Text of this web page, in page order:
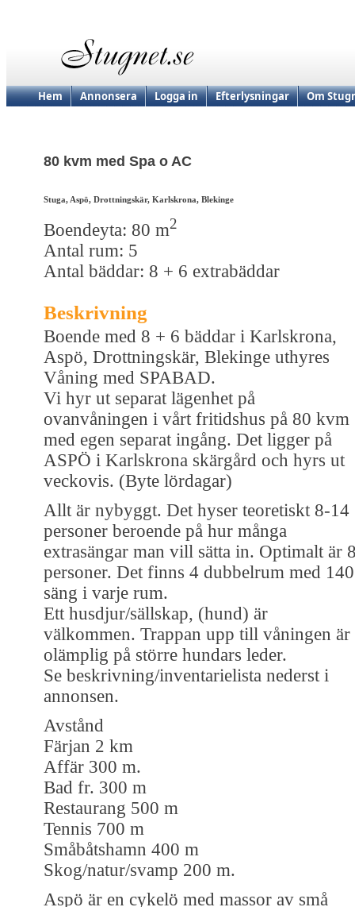
Hem Annonsera Logga in Efterlysningar Om
80 kvm med Spa o AC
Stuga, Aspö, Drottningskär, Karlskrona, Blekinge
Boendeyta: 80 m2
Antal rum: 5
Antal bäddar: 8 + 6 extrabäddar
Beskrivning
Boende med 8 + 6 bäddar i Karlskrona,
Aspö, Drottningskär, Blekinge uthyres
Våning med SPABAD.
Vi hyr ut separat lägenhet på
ovanvåningen i vårt fritidshus på 80 kvm
med egen separat ingång. Det ligger på
ASPÖ i Karlskrona skärgård och hyrs ut
veckovis. (Byte lördagar)
Allt är nybyggt. Det hyser teoretiskt 8-14
personer beroende på hur många
extrasängar man vill sätta in. Optimalt är
personer. Det finns 4 dubbelrum med 140
säng i varje rum.
Ett husdjur/sällskap, (hund) är
välkommen. Trappan upp till våningen är
olämplig på större hundars leder.
Se beskrivning/inventarielista nederst i
annonsen.
Avstånd
Färjan 2 km
Affär 300 m.
Bad fr. 300 m
Restaurang 500 m
Tennis 700 m
Småbåtshamn 400 m
Skog/natur/svamp 200 m.
Aspö är en cykelö med massor av små